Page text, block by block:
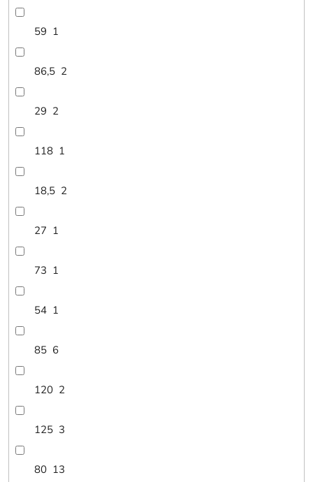
59 1
86,5 2
29 2
118 1
18,5 2
27 1
73 1
54 1
85 6
120 2
125 3
80 13